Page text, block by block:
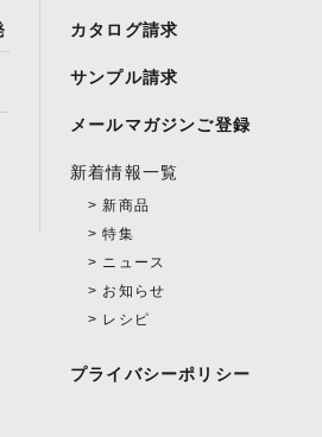
カタログ請求
サンプル請求
メールマガジンご登録
新着情報一覧
新商品
特集
ニュース
お知らせ
レシピ
プライバシーポリシー